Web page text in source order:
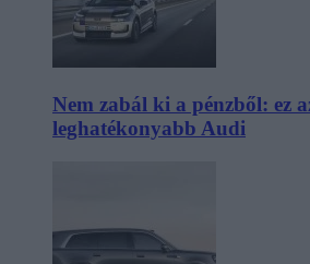
Nem zabál ki a pénzből: ez
leghatékonyabb Audi